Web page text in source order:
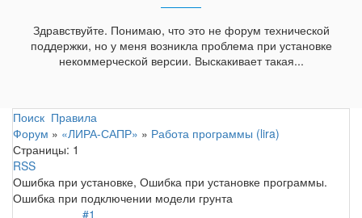
Здравствуйте. Понимаю, что это не форум технической
поддержки, но у меня возникла проблема при установке
некоммерческой версии. Выскакивает такая...
Поиск Правила
Форум » «ЛИРА-САПР» » Работа программы (lira)
Страницы: 1
RSS
Ошибка при установке, Ошибка при установке программы.
Ошибка при подключении модели грунта
#1